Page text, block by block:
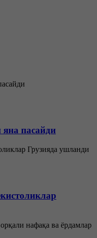
яна пасайди